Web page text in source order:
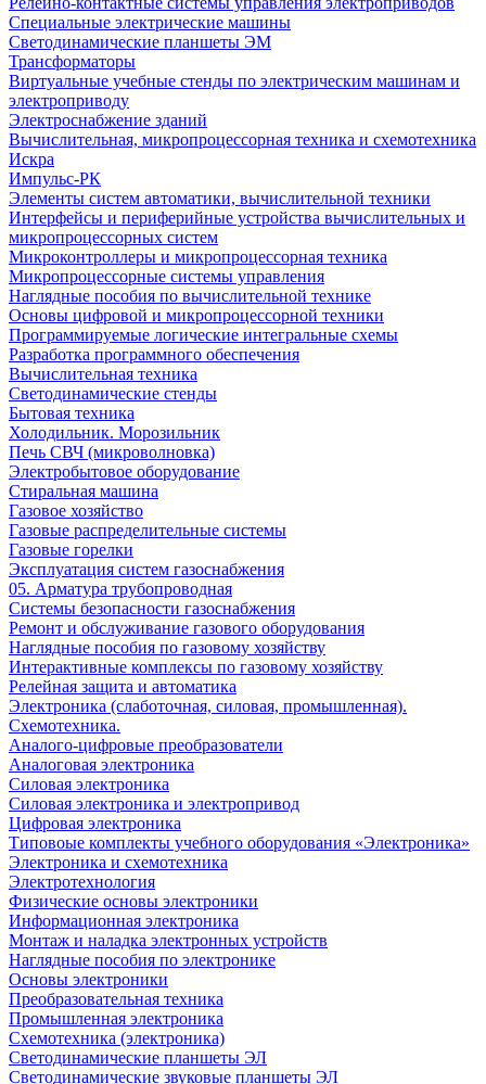
Специальные электрические машины
Светодинамические планшеты ЭМ
Трансформаторы
Виртуальные учебные стенды по электрическим машинам и
электроприводу
Электроснабжение зданий
Вычислительная, микропроцессорная техника и схемотехника
Искра
Импульс-РК
Элементы систем автоматики, вычислительной техники
Интерфейсы и периферийные устройства вычислительных и
микропроцессорных систем
Микроконтроллеры и микропроцессорная техника
Микропроцессорные системы управления
Наглядные пособия по вычислительной технике
Основы цифровой и микропроцессорной техники
Программируемые логические интегральные схемы
Разработка программного обеспечения
Вычислительная техника
Светодинамические стенды
Бытовая техника
Холодильник. Морозильник
Печь СВЧ (микроволновка)
Электробытовое оборудование
Стиральная машина
Газовое хозяйство
Газовые распределительные системы
Газовые горелки
Эксплуатация систем газоснабжения
05. Арматура трубопроводная
Системы безопасности газоснабжения
Ремонт и обслуживание газового оборудования
Наглядные пособия по газовому хозяйству
Интерактивные комплексы по газовому хозяйству
Релейная защита и автоматика
Электроника (слаботочная, силовая, промышленная).
Схемотехника.
Аналого-цифровые преобразователи
Аналоговая электроника
Cиловая электроника
Cиловая электроника и электропривод
Цифровая электроника
Типовоые комплекты учебного оборудования «Электроника»
Электроника и схемотехника
Электротехнология
Физические основы электроники
Информационная электроника
Монтаж и наладка электронных устройств
Наглядные пособия по электронике
Основы электроники
Преобразовательная техника
Промышленная электроника
Схемотехника (электроника)
Светодинамические планшеты ЭЛ
Светодинамические звуковые планшеты ЭЛ